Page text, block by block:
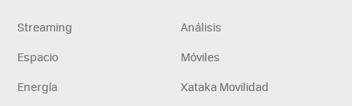
Streaming
Análisis
Espacio
Móviles
Energía
Xataka Movilidad